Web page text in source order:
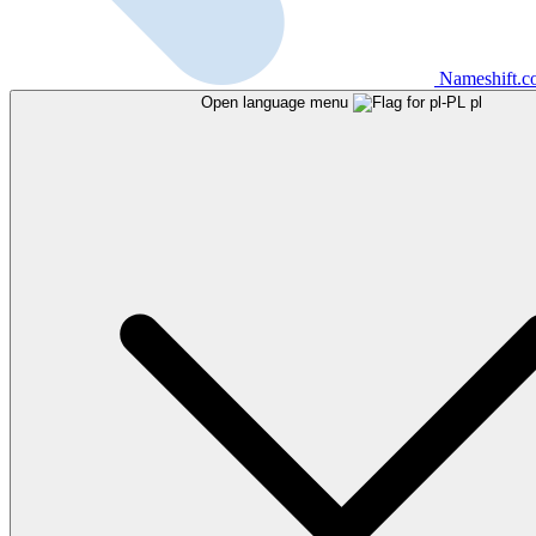
Open language menu pl